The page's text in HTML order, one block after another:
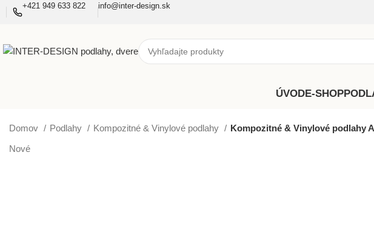
+421 949 633 822 info@inter-design.sk
ÚVODE-SHOP
Domov Podlahy Kompozitné & Vinylové podlahy
Kompozitné & Vinylové podlahy
Nové